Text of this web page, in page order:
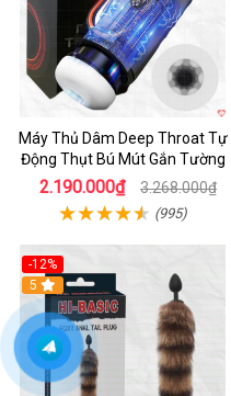
Máy Thủ Dâm Deep Throat Tự
Động Thụt Bú Mút Gắn Tường
2.190.000₫ 3.268.000₫
(995)
-12%
Hot
5